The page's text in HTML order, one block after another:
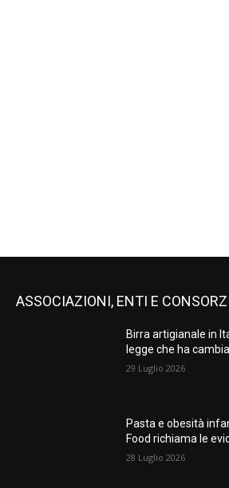
ASSOCIAZIONI, ENTI E
Birra artigianale in
legge che ha
29 Luglio 2026
Pasta e obesità
Food richiama le
28 Luglio 2026